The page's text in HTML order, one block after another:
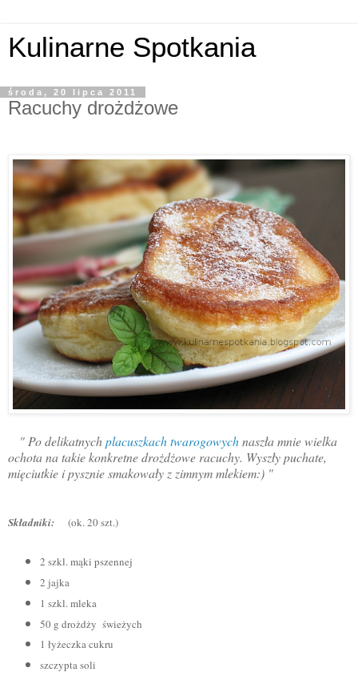
Kulinarne Spotkania
środa, 20 lipca 2011
Racuchy drożdżowe
" Po delikatnychplacuszkach twarogowychnaszła mnie wielka
ochota na takie konkretne drożdżowe racuchy. Wyszły puchate,
mięciutkie i pysznie smakowały z zimnym mlekiem:) "
Składniki: (ok. 20 szt.)
2 szkl. mąki pszennej
2 jajka
1 szkl. mleka
50 g drożdży świeżych
1 łyżeczka cukru
szczypta soli